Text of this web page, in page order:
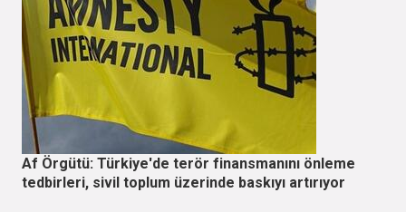
Af Örgütü: Türkiye'de terör finansmanını önleme
tedbirleri, sivil toplum üzerinde baskıyı artırıyor